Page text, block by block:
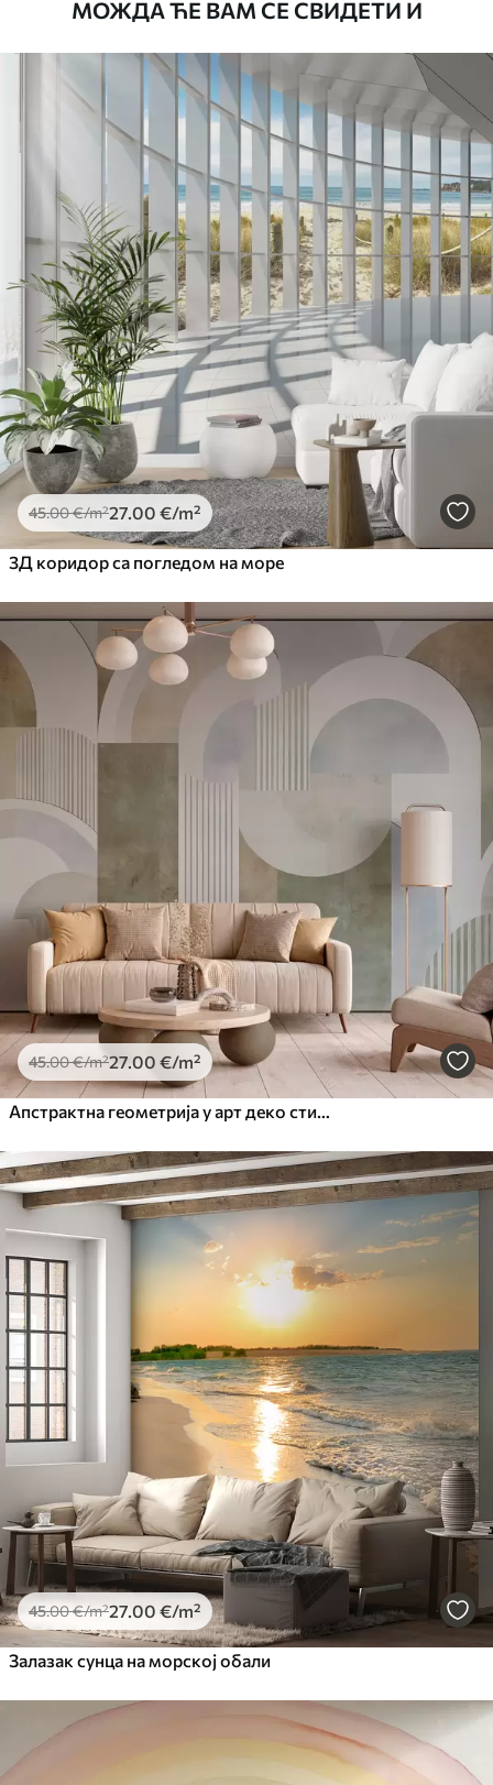
Доступни материјали
Standard
.0027.00
Premium
56.6734.00€/m²
Premium Vinil
65.0039.00 €/m²
Peel and Stick
81.6749.00€/m²
МОЖДА ЋЕ ВАМ СЕ СВИДЕТИ И
45.00€/m²27 .00 €/m²
3Д коридор са погледом на море
45.00€/m²27 .00 €/m²
45.00€/m²27 .00 €/m²
Залазак сунца на морској обали